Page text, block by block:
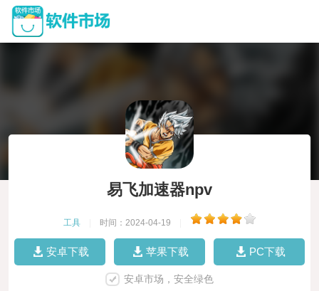
易飞加速器npv
工具 时间：2024-04-19
安卓下载 苹果下载 PC下载
安卓市场，安全绿色